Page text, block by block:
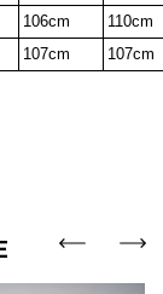
106cm
110cm
107cm 107cm